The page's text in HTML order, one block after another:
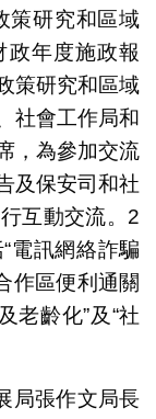
策研究和區域
年度施政報
策研究和區域
社會工作局和
，為參加交流
及保安司和社
互動交流。2
電訊網絡詐騙
作區便利通關
老齡化”及“社
局張作文局長